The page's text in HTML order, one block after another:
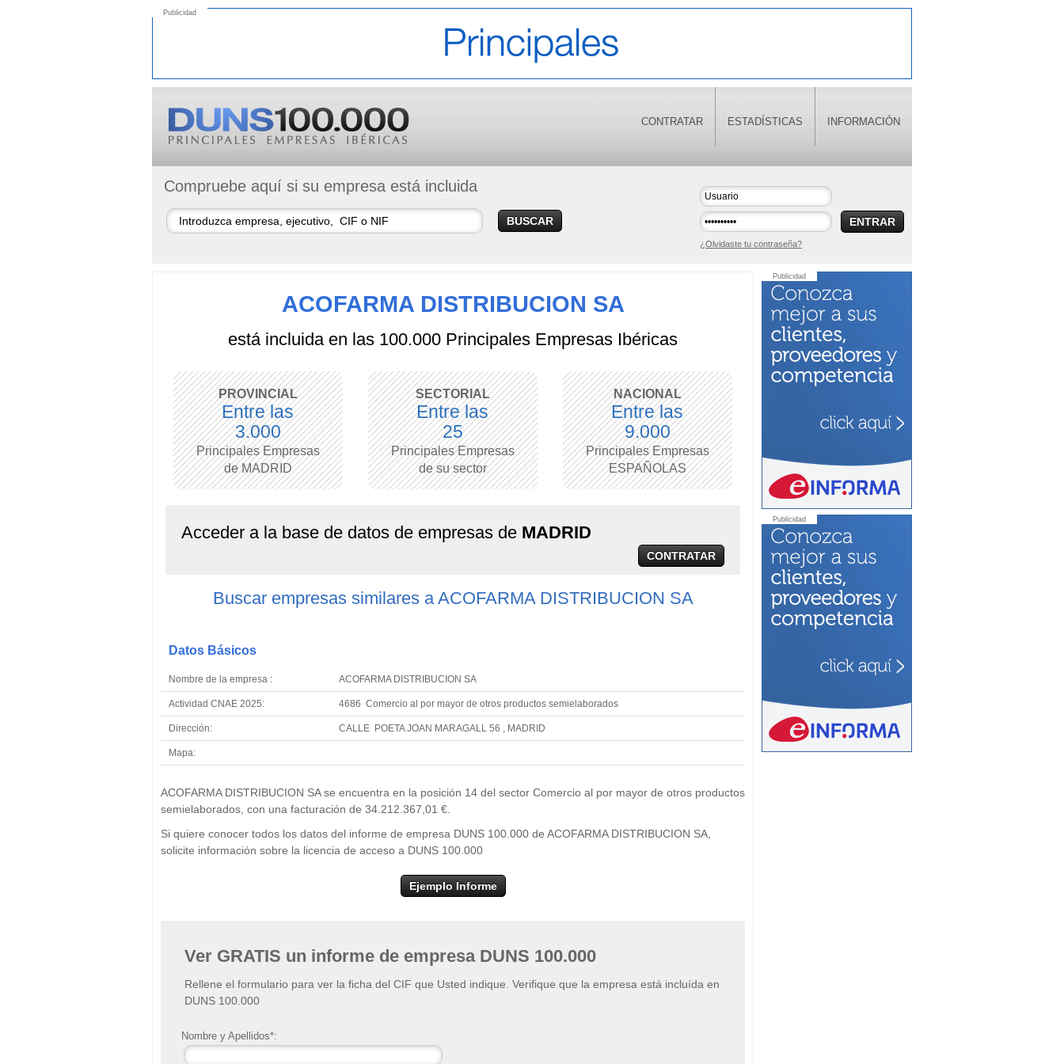
Publicidad
CONTRATAR ESTADÍSTICAS INFORMACIÓN
Compruebe aquí si su empresa está incluida
BUSCAR ENTRAR
¿Olvidaste tu contraseña?
ACOFARMA DISTRIBUCION SA
está incluida en las 100.000 Principales Empresas Ibéricas
PROVINCIAL
Entre las
3.000
Principales Empresas
de MADRID
SECTORIAL
Entre las
25
Principales Empresas
de su sector
NACIONAL
Entre las
9.000
Principales Empresas
ESPAÑOLAS
Acceder a la base de datos de empresas de MADRID
CONTRATAR
Buscar empresas similares a ACOFARMA DISTRIBUCION SA
Datos Básicos
Nombre de la empresa : ACOFARMA DISTRIBUCION SA
Actividad CNAE 2025: 4686 Comercio al por mayor de otros productos semielaborados
Dirección: CALLE POETA JOAN MARAGALL 56 , MADRID
Mapa:
×
−
ACOFARMA DISTRIBUCION SA se encuentra en la posición 14 del sector Comercio al por mayor de otros productos
semielaborados, con una facturación de 34.212.367,01 €.
Si quiere conocer todos los datos del informe de empresa DUNS 100.000 de ACOFARMA DISTRIBUCION SA,
solicite información sobre la licencia de acceso a DUNS 100.000
Ejemplo Informe
Ver GRATIS un informe de empresa DUNS 100.000
Rellene el formulario para ver la ficha del CIF que Usted indique. Verifique que la empresa está incluída en
DUNS 100.000
Nombre y Apellidos*:
Publicidad
Publicidad